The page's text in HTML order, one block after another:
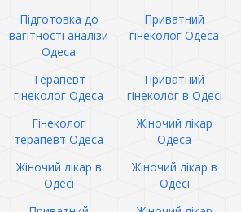
Підготовка до
вагітності аналізи
Одеса
Приватний
гінеколог Одеса
Терапевт
гінеколог Одеса
Приватний
гінеколог в Одесі
Гінеколог
терапевт Одеса
Жіночий лікар
Одеса
Жіночий лікар в
Одесі
Жіночий лікар в
Одесі